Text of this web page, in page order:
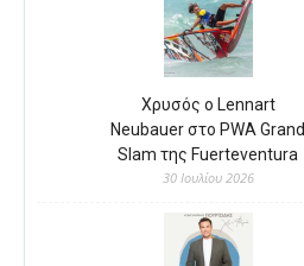
Χρυσός ο Lennart
Neubauer στο PWA Grand
Slam της Fuerteventura
30 Ιουλίου 2026